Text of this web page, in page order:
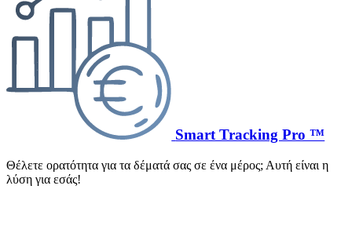
Smart Tracking Pro ™
Θέλετε ορατότητα για τα δέματά σας σε ένα μέρος; Αυτή είναι η
λύση για εσάς!